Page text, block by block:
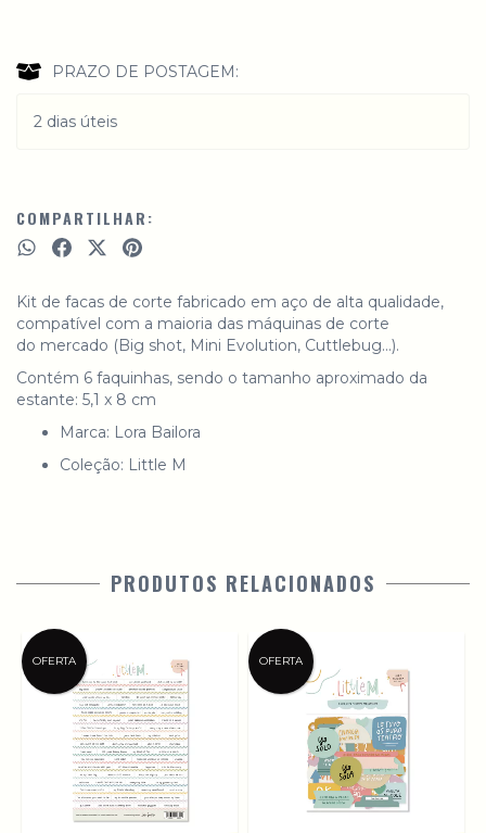
PRAZO DE POSTAGEM:
2 dias úteis
COMPARTILHAR:
Kit de facas de corte fabricado em aço de alta qualidade,
compatível com a maioria das máquinas de corte
do mercado (Big shot, Mini Evolution, Cuttlebug…).
Contém 6 faquinhas, sendo o tamanho aproximado da
estante: 5,1 x 8 cm
Marca: Lora Bailora
Coleção: Little M
PRODUTOS RELACIONADOS
OFERTA OFERTA